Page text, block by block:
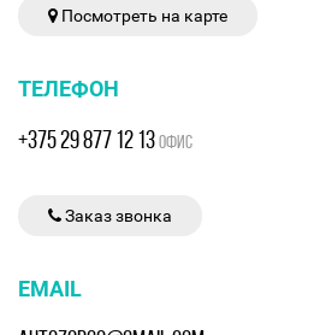
Посмотреть на карте
ТЕЛЕФОН
+375 29 877 12 13ОФИС
Заказ звонка
EMAIL